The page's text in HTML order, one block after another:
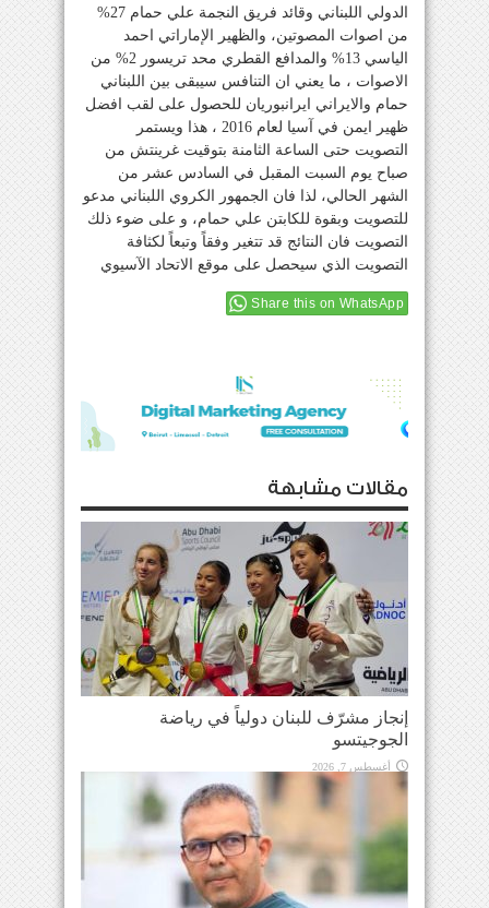
الدولي اللبناني وقائد فريق النجمة علي حمام 27%
من اصوات المصوتين، والظهير الإماراتي احمد
الياسي 13% والمدافع القطري محد تريسور 2% من
الاصوات ، ما يعني ان التنافس سيبقى بين اللبناني
حمام والايراني ايرانبوريان للحصول على لقب افضل
ظهير ايمن في آسيا لعام 2016 ، هذا ويستمر
التصويت حتى الساعة الثامنة بتوقيت غرينتش من
صباح يوم السبت المقبل في السادس عشر من
الشهر الحالي، لذا فان الجمهور الكروي اللبناني مدعو
للتصويت وبقوة للكابتن علي حمام، و على ضوء ذلك
التصويت فان النتائج قد تتغير وفقاً وتبعاً لكثافة
التصويت الذي سيحصل على موقع الاتحاد الآسيوي
Share this on WhatsApp
مقالات مشابهة
إنجاز مشرّف للبنان دولياً في رياضة
الجوجيتسو
أغسطس 7, 2026